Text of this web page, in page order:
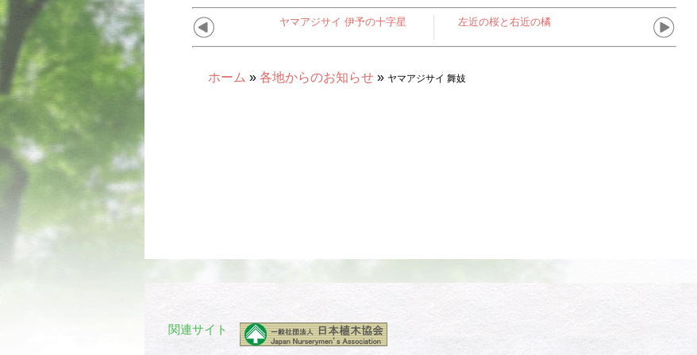
ヤマアジサイ 伊予の十字星 左近の桜と右近の橘
ホーム » 各地からのお知らせ » ヤマアジサイ 舞妓
関連サイト